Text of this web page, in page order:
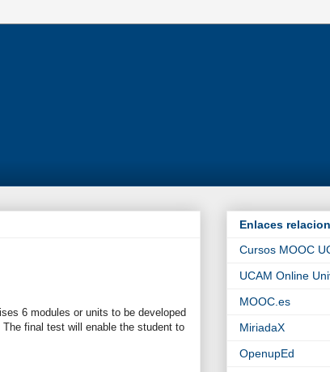
6 modules or units to be developed
final test will enable the student to
Enlaces
Cursos MOOC
UCAM Online
MOOC.es
MiriadaX
OpenupEd